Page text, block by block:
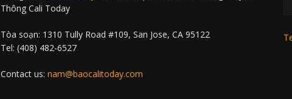
Thông Cali Today
Tòa soạn: 1310 Tully Road #109, San Jose, CA 95122
Tel: (408) 482-6527
Contact us: nam@baocalitoday.com